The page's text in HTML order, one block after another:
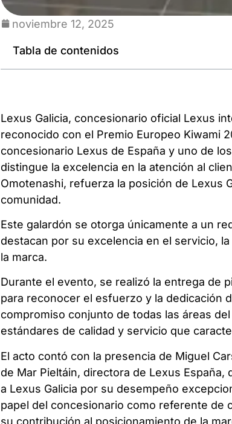
noviembre 12, 2025
Tabla de contenidos
Lexus Galicia, concesionario oficial Lexus
reconocido con el Premio Europeo Kiwami
concesionario Lexus de España y uno de
distingue la excelencia en la atención al
Omotenashi, refuerza la posición de Lexus
comunidad.
Este galardón se otorga únicamente a un
destacan por su excelencia en el servicio,
la marca.
Durante el evento, se realizó la entrega de
para reconocer el esfuerzo y la dedicación
compromiso conjunto de todas las áreas
estándares de calidad y servicio que
El acto contó con la presencia de Miguel
de Mar Pieltáin, directora de Lexus
a Lexus Galicia por su desempeño
papel del concesionario como referente de
su contribución al posicionamiento de la